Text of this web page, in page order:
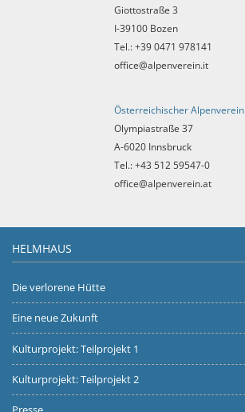
Giottostraße 3
I-39100 Bozen
Tel.: +39 0471 978141
office@alpenverein.it
Österreichischer Alpenverein
Olympiastraße 37
A-6020 Innsbruck
Tel.: +43 512 59547-0
office@alpenverein.at
HELMHAUS
Die verlorene Hütte
Eine neue Zukunft
Kulturprojekt: Teilprojekt 1
Kulturprojekt: Teilprojekt 2